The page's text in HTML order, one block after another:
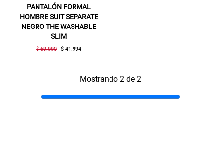
PANTALÓN FORMAL
HOMBRE SUIT SEPARATE
NEGRO THE WASHABLE
SLIM
$ 69.990 $ 41.994
Mostrando 2 de 2
Gracias por inscribirte!
Aquí esta tu cupón, usalo en tu siguiente